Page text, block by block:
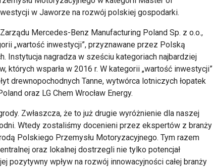
w Jaworze na rozwój polskiej gospodarki.
Mercedes-Benz Manufacturing Poland Sp. z o.o.,
„wartość inwestycji”, przyznawane przez Polską
Instytucja nagradza w sześciu kategoriach najbardziej
wsparła w 2016 r. W kategorii „wartość inwestycji”
drewnopochodnych Tanne, wytwórca lotniczych łopatek
oraz LG Chem Wrocław Energy.
Zwłaszcza, że to już drugie wyróżnienie dla naszej
Wtedy zostaliśmy docenieni przez ekspertów z branży
Polskiego Przemysłu Motoryzacyjnego. Tym razem
oraz lokalnej dostrzegli nie tylko potencjał
pozytywny wpływ na rozwój innowacyjności całej branży